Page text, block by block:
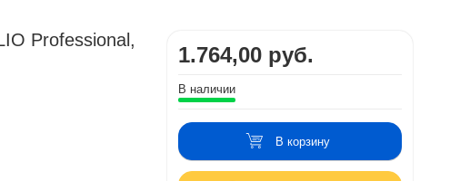
Professional,
1.764,00 руб.
В наличии
В корзину